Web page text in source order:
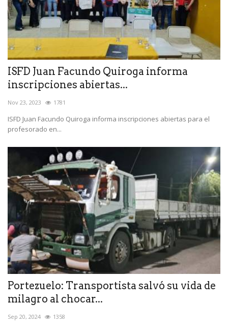
ISFD Juan Facundo Quiroga informa
inscripciones abiertas...
Nov 23, 2023 1781
ISFD Juan Facundo Quiroga informa inscripciones abiertas para el
profesorado en...
Portezuelo: Transportista salvó su vida de
milagro al chocar...
Sep 20, 2024 1358